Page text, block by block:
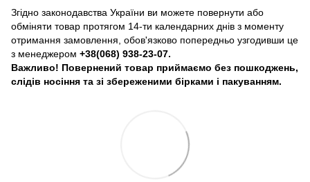
Згідно законодавства України ви можете повернути або
обміняти товар протягом 14-ти календарних днів з моменту
отримання замовлення, обов'язково попередньо узгодивши це
з менеджером +38(068) 938-23-07.
Важливо! Повернений товар приймаємо без пошкоджень,
слідів носіння та зі збереженими бірками і пакуванням.